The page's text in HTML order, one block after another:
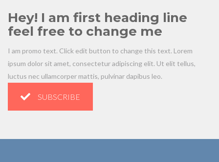
Hey! I am first heading line
feel free to change me
I am promo text. Click edit button to change this text. Lorem
ipsum dolor sit amet, consectetur adipiscing elit. Ut elit tellus,
luctus nec ullamcorper mattis, pulvinar dapibus leo.
SUBSCRIBE